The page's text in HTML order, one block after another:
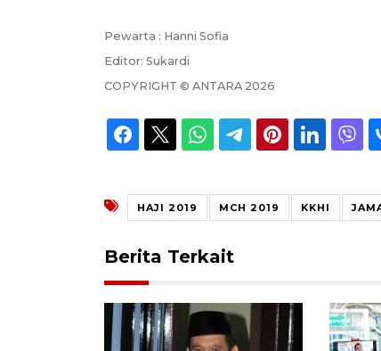
Pewarta : Hanni Sofia
Editor: Sukardi
COPYRIGHT © ANTARA 2026
HAJI 2019 MCH 2019 KKHI
Berita Terkait